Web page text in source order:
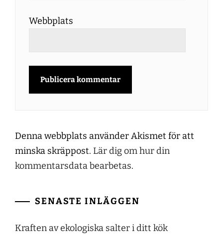
Webbplats
Denna webbplats använder Akismet för att
minska skräppost. Lär dig om hur din
kommentarsdata bearbetas.
SENASTE INLÄGGEN
Kraften av ekologiska salter i ditt kök